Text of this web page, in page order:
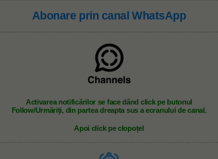
Abonare prin canal WhatsApp
Activarea notificărilor se face dând click pe butonul
Follow/Urmăriți, din partea dreapta sus a ecranului de canal.
Apoi click pe clopoțel